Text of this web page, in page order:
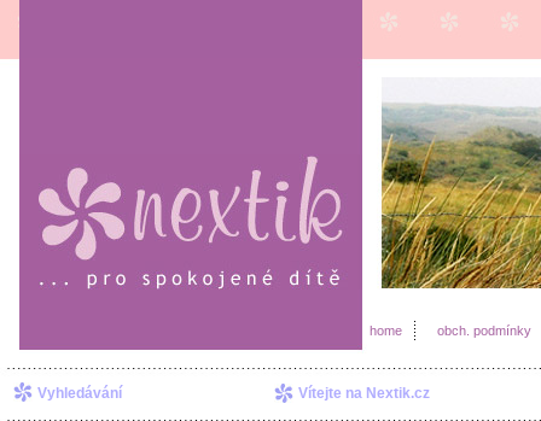
home obch. podmínky
Vyhledávání Vítejte na Nextik.cz